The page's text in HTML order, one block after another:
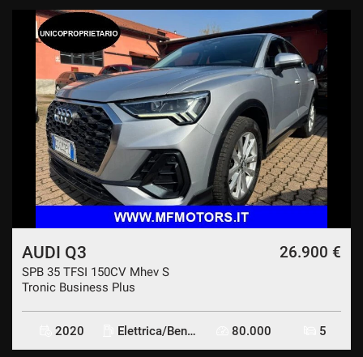
AUDI Q3
SPB 35 TFSI 150CV Mhev S
Tronic Business Plus
26.900 €
2020 Elettrica/Benzina 80.000 5